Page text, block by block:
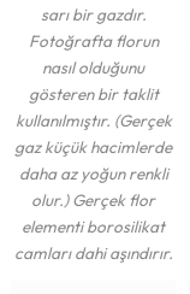
sarı bir gazdır.
Fotoğrafta florun
nasıl olduğunu
gösteren bir taklit
kullanılmıştır. (Gerçek
gaz küçük hacimlerde
daha az yoğun renkli
olur.) Gerçek flor
elementi borosilikat
camları dahi aşındırır.